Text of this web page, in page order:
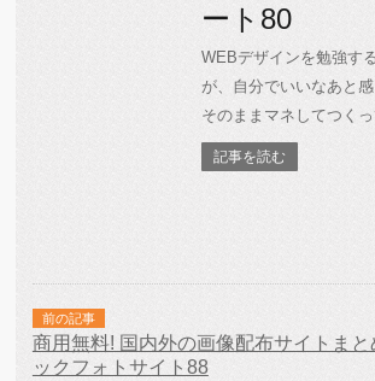
ート80
WEBデザインを勉強す
が、自分でいいなあと
そのままマネしてつく
記事を読む
前の記事
商用無料! 国内外の画像配布サイトまと
ックフォトサイト88